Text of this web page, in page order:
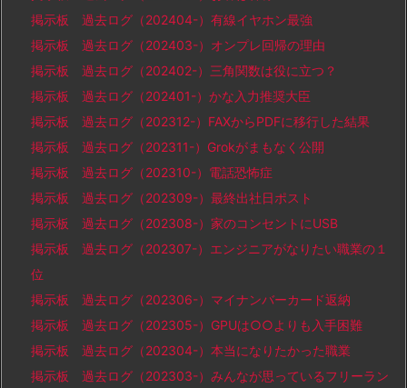
掲示板 過去ログ（202404-）有線イヤホン最強
掲示板 過去ログ（202403-）オンプレ回帰の理由
掲示板 過去ログ（202402-）三角関数は役に立つ？
掲示板 過去ログ（202401-）かな入力推奨大臣
掲示板 過去ログ（202312-）FAXからPDFに移行した結果
掲示板 過去ログ（202311-）Grokがまもなく公開
掲示板 過去ログ（202310-）電話恐怖症
掲示板 過去ログ（202309-）最終出社日ポスト
掲示板 過去ログ（202308-）家のコンセントにUSB
掲示板 過去ログ（202307-）エンジニアがなりたい職業の１
位
掲示板 過去ログ（202306-）マイナンバーカード返納
掲示板 過去ログ（202305-）GPUは○○よりも入手困難
掲示板 過去ログ（202304-）本当になりたかった職業
掲示板 過去ログ（202303-）みんなが思っているフリーラン